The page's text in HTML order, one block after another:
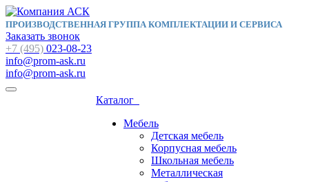
ПРОИЗВОДСТВЕННАЯ ГРУППА КОМПЛЕКТАЦИИ И СЕРВИСА
Заказать звонок
+7 (495) 023-08-23
info@prom-ask.ru
info@prom-ask.ru
Каталог
Мебель
Детская мебель
Корпусная мебель
Школьная мебель
Металлическая